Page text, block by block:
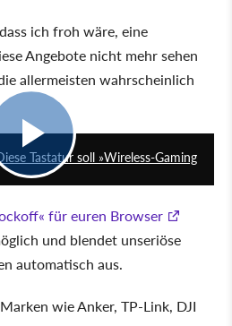
ich froh wäre, eine
Angebote nicht mehr sehen
allermeisten wahrscheinlich
Tastatur soll »Wireless-Gaming
für euren Browser
und blendet unseriöse
automatisch aus.
wie Anker, TP-Link, DJI